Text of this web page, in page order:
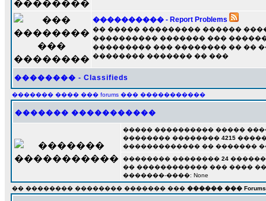
���������� - Report Problems
�� ����� ��������� ������
���������� ������� ���
��������� ��� �������� �� ��
�������� ������� �� ���
�������� - Classifieds
������� ���� ��� forums ��� �����������
������� �����������
����� ���������� �����
�������� �������� 4215
������������� �� �������
�������� �������� 24
�� ������������ ��� ����
�������-����: None
�� �������� �������� ������� ��� ������ ��� Forums